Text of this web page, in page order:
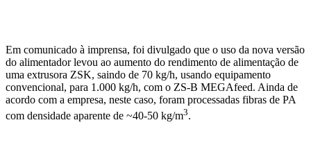
Em comunicado à imprensa, foi divulgado que o uso da nova versão
do alimentador levou ao aumento do rendimento de alimentação de
uma extrusora ZSK, saindo de 70 kg/h, usando equipamento
convencional, para 1.000 kg/h, com o ZS-B MEGAfeed. Ainda de
acordo com a empresa, neste caso, foram processadas fibras de PA
com densidade aparente de ~40-50 kg/m3.